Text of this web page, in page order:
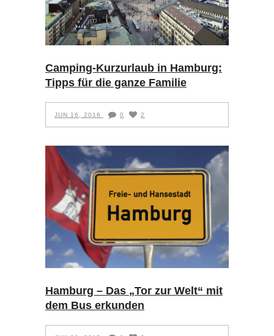
Camping-Kurzurlaub in Hamburg:
Tipps für die ganze Familie
JUN 16, 2016 0 2
Hamburg – Das „Tor zur Welt“ mit
dem Bus erkunden